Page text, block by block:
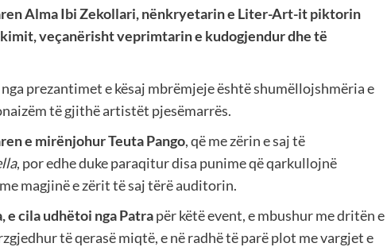
Alma Ibi Zekollari, nënkryetarin e Liter-Art-it piktorin
veçanërisht veprimtarin e kudogjendur dhe të
prezantimet e kësaj mbrëmjeje është shumëllojshmëria e
të gjithë artistët pjesëmarrës.
e mirënjohur Teuta Pango, që me zërin e saj të
, por edhe duke paraqitur disa punime që qarkullojnë
magjinë e zërit të saj tërë auditorin.
cila udhëtoi nga Patrapër këtë event, e mbushur me dritën e
të qerasë miqtë, e në radhë të parë plot me vargjet e